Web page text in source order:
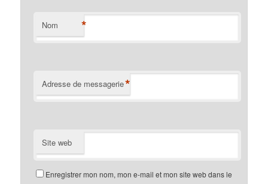
Nom *
Adresse de messagerie*
Site web
Enregistrer mon nom, mon e-mail et mon site web dans le